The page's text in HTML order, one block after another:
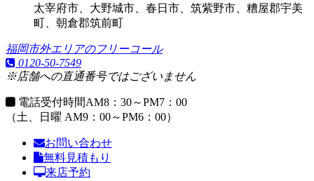
太宰府市、大野城市、春日市、筑紫野市、糟屋郡宇美
町、朝倉郡筑前町
福岡市外エリアのフリーコール
0120-50-7549
※店舗への直通番号ではございません
電話受付時間AM8：30～PM7：00
（土、日曜 AM9：00～PM6：00）
お問い合わせ
無料見積もり
来店予約